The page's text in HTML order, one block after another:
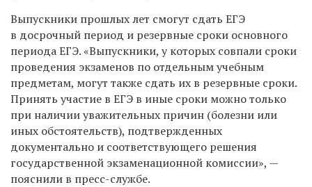
Выпускники прошлых лет смогут сдать ЕГЭ
в досрочный период и резервные сроки основного
периода ЕГЭ. «Выпускники, у которых совпали сроки
проведения экзаменов по отдельным учебным
предметам, могут также сдать их в резервные сроки.
Принять участие в ЕГЭ в иные сроки можно только
при наличии уважительных причин (болезни или
иных обстоятельств), подтвержденных
документально и соответствующего решения
государственной экзаменационной комиссии», —
пояснили в пресс-службе.